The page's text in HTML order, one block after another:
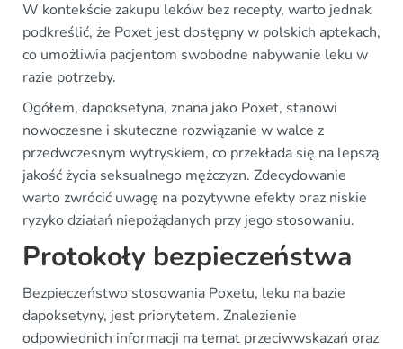
W kontekście zakupu leków bez recepty, warto jednak
podkreślić, że Poxet jest dostępny w polskich aptekach,
co umożliwia pacjentom swobodne nabywanie leku w
razie potrzeby.
Ogółem, dapoksetyna, znana jako Poxet, stanowi
nowoczesne i skuteczne rozwiązanie w walce z
przedwczesnym wytryskiem, co przekłada się na lepszą
jakość życia seksualnego mężczyzn. Zdecydowanie
warto zwrócić uwagę na pozytywne efekty oraz niskie
ryzyko działań niepożądanych przy jego stosowaniu.
Protokoły bezpieczeństwa
Bezpieczeństwo stosowania Poxetu, leku na bazie
dapoksetyny, jest priorytetem. Znalezienie
odpowiednich informacji na temat przeciwwskazań oraz